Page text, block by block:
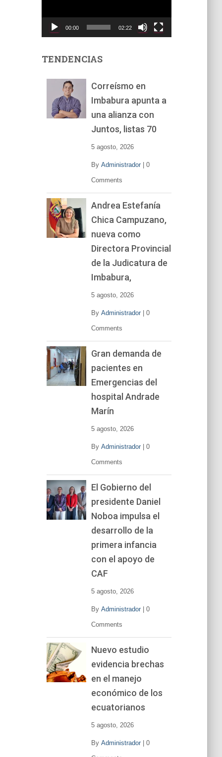
t
00:00 02:22
TENDENCIAS
Correísmo en
Imbabura apunta a
una alianza con
Juntos, listas 70
5 agosto, 2026
By Administrador| 0
Comments
Andrea Estefanía
Chica Campuzano,
nueva como
Directora Provincial
de la Judicatura de
Imbabura,
5 agosto, 2026
By Administrador| 0
Comments
Gran demanda de
pacientes en
Emergencias del
hospital Andrade
Marín
5 agosto, 2026
By Administrador| 0
Comments
El Gobierno del
presidente Daniel
Noboa impulsa el
desarrollo de la
primera infancia
con el apoyo de
CAF
5 agosto, 2026
By Administrador| 0
Comments
Nuevo estudio
evidencia brechas
en el manejo
económico de los
ecuatorianos
5 agosto, 2026
By Administrador| 0